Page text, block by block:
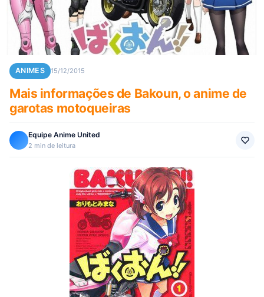
ANIMES 15/12/2015
Mais informações de Bakoun, o anime de
garotas motoqueiras
Equipe Anime United
2 min de leitura